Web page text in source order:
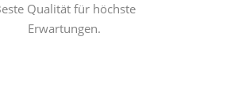
Qualität für höchste
Erwartungen.